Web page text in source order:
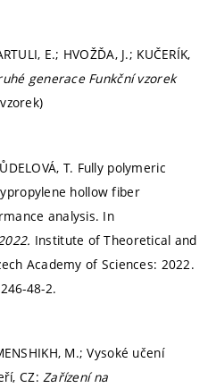
E.; HVOŽĎA, J.; KUČERÍK,
generace Funkční vzorek
T. Fully polymeric
hollow fiber
analysis. In
Institute of Theoretical and
Academy of Sciences: 2022.
48-2.
M.; Vysoké učení
CZ:Zařízení na